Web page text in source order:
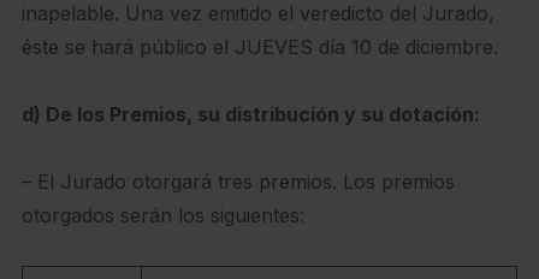
inapelable. Una vez emitido el veredicto del Jurado,
éste se hará público el JUEVES día 10 de diciembre.
d) De los Premios, su distribución y su dotación:
– El Jurado otorgará tres premios. Los premios
otorgados serán los siguientes: